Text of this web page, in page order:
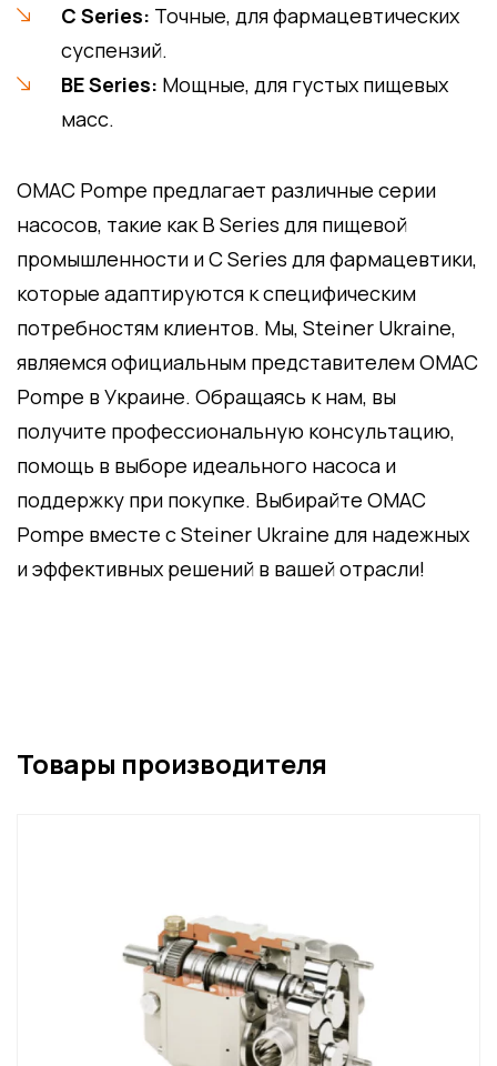
C Series: Точные, для фармацевтических
суспензий.
BE Series: Мощные, для густых пищевых
масс.
OMAC Pompe предлагает различные серии
насосов, такие как B Series для пищевой
промышленности и C Series для фармацевтики,
которые адаптируются к специфическим
потребностям клиентов. Мы, Steiner Ukraine,
являемся официальным представителем OMAC
Pompe в Украине. Обращаясь к нам, вы
получите профессиональную консультацию,
помощь в выборе идеального насоса и
поддержку при покупке. Выбирайте OMAC
Pompe вместе с Steiner Ukraine для надежных
и эффективных решений в вашей отрасли!
Товары производителя